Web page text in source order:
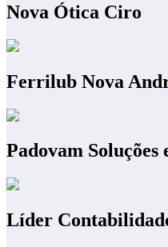
Nova Ótica Ciro
Ferrilub Nova
Padovam Soluções
Líder